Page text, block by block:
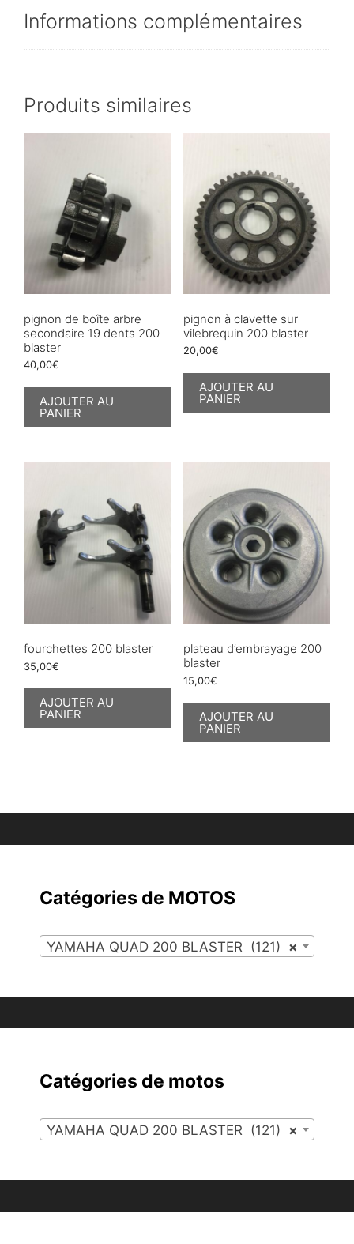
Informations complémentaires
Produits similaires
pignon de boîte arbre
secondaire 19 dents 200
blaster
40,00€
AJOUTER AU
PANIER
pignon à clavette sur
vilebrequin 200 blaster
20,00€
AJOUTER AU
PANIER
fourchettes 200 blaster
35,00€
AJOUTER AU
PANIER
plateau d’embrayage 200
blaster
15,00€
AJOUTER AU
PANIER
Catégories de MOTOS
×
YAMAHA QUAD 200 BLASTER (121)
Catégories de motos
×
YAMAHA QUAD 200 BLASTER (121)